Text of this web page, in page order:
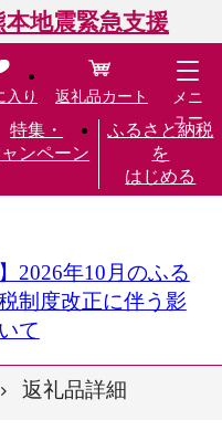
本地震緊急支援
特集・
ンペーン
ふるさと納税
を
はじめる
入り 返礼品カート
メニ
ュー
2026年10月のふる
制度改正に伴う影
て
返礼品詳細